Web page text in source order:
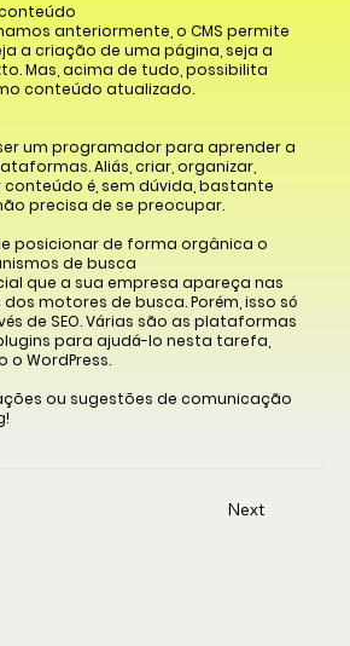
anteriormente, o CMS permite
a criação de uma página, seja a
Mas, acima de tudo, possibilita
conteúdo atualizado.
um programador para aprender a
Aliás, criar, organizar,
é, sem dúvida, bastante
precisa de se preocupar.
posicionar de forma orgânica o
de busca
que a sua empresa apareça nas
motores de busca. Porém, isso só
de SEO. Várias são as plataformas
para ajudá-lo nesta tarefa,
o WordPress.
ou sugestões de comunicação
Next